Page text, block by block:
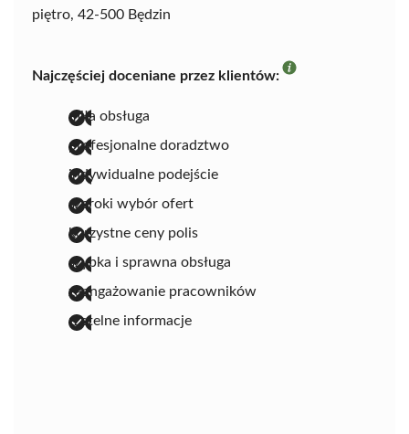
piętro, 42-500 Będzin
Najczęściej doceniane przez klientów:
miła obsługa
profesjonalne doradztwo
indywidualne podejście
szeroki wybór ofert
korzystne ceny polis
szybka i sprawna obsługa
zaangażowanie pracowników
rzetelne informacje